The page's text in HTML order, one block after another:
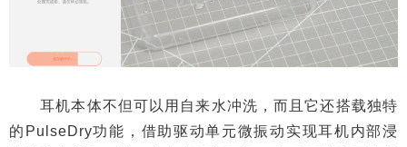
耳机本体不但可以用自来水冲洗，而且它还搭载独特
的PulseDry功能，借助驱动单元微振动实现耳机内部浸